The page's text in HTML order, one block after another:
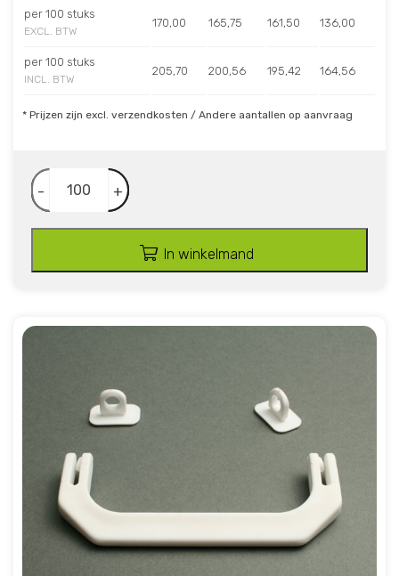
per 100 stuks
EXCL. BTW
170,00 165,75 161,50 136,00
per 100 stuks
INCL. BTW
205,70 200,56 195,42 164,56
* Prijzen zijn excl. verzendkosten / Andere aantallen op aanvraag
- +
In winkelmand